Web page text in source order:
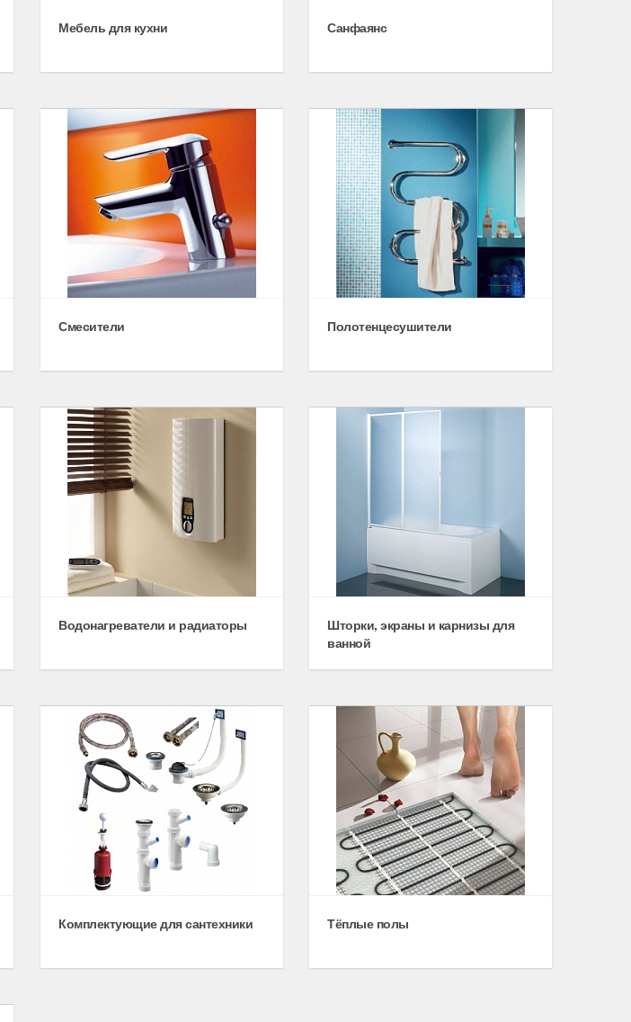
Мебель для кухни Санфаянс
Смесители Полотенцесушители
Водонагреватели и радиаторы
Шторки, экраны и карнизы для
ванной
Комплектующие для сантехники Тёплые полы